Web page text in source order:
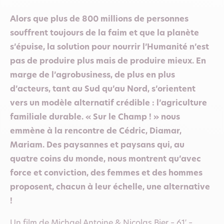
Alors que plus de 800 millions de personnes
souffrent toujours de la faim et que la planète
s’épuise, la solution pour nourrir l’Humanité n’est
pas de produire plus mais de produire mieux. En
marge de l’agrobusiness, de plus en plus
d’acteurs, tant au Sud qu’au Nord, s’orientent
vers un modèle alternatif crédible : l’agriculture
familiale durable. « Sur le Champ ! » nous
emmène à la rencontre de Cédric, Diamar,
Mariam. Des paysannes et paysans qui, au
quatre coins du monde, nous montrent qu’avec
force et conviction, des femmes et des hommes
proposent, chacun à leur échelle, une alternative
!